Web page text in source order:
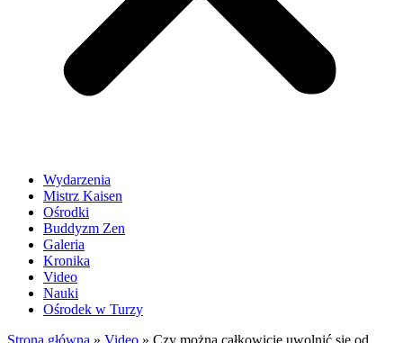
Wydarzenia
Mistrz Kaisen
Ośrodki
Buddyzm Zen
Galeria
Kronika
Video
Nauki
Ośrodek w Turzy